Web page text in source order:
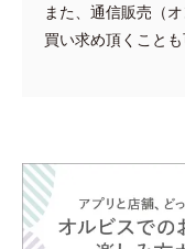
また、通信販売（
買い求め頂くことも